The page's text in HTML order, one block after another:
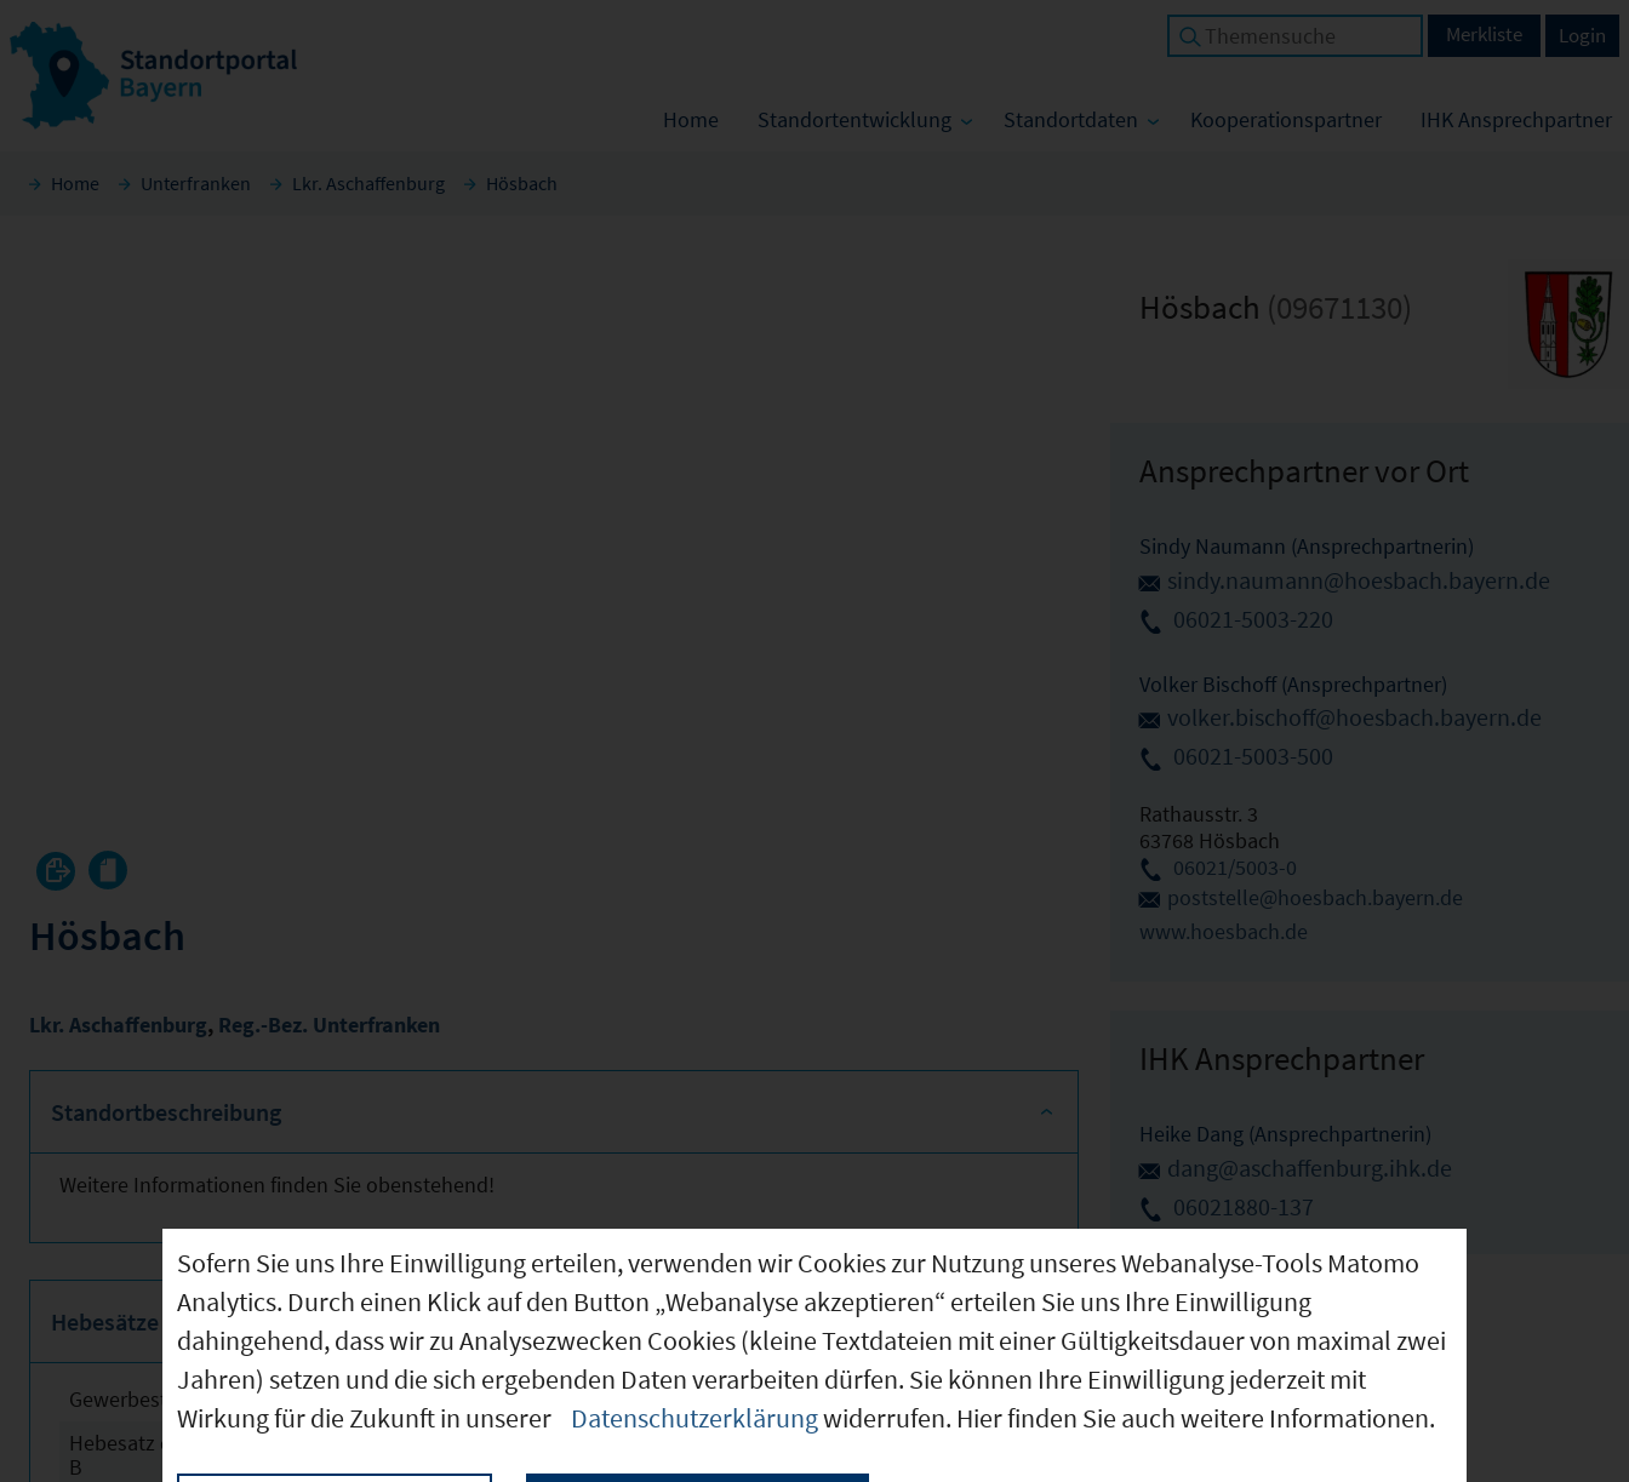
Home Standortentwicklung Standortdaten Kooperationspartner IHK Ansprechpartner
Login
Merkliste
Home Unterfranken Lkr. Aschaffenburg Hösbach
Hösbach
Lkr. Aschaffenburg, Reg.-Bez. Unterfranken
Standortbeschreibung
Weitere Informationen finden Sie obenstehend!
Hebesätze
Gewerbesteuerhebesatz
Hebesatz der Grundsteuer
B
Hösbach (09671130)
Ansprechpartner vor Ort
Sindy Naumann (Ansprechpartnerin)
sindy.naumann@hoesbach.bayern.de
06021-5003-220
Volker Bischoff (Ansprechpartner)
volker.bischoff@hoesbach.bayern.de
06021-5003-500
Rathausstr. 3
63768 Hösbach
06021/5003-0
poststelle@hoesbach.bayern.de
www.hoesbach.de
IHK Ansprechpartner
Heike Dang (Ansprechpartnerin)
dang@aschaffenburg.ihk.de
06021880-137
Sofern Sie uns Ihre Einwilligung erteilen, verwenden wir Cookies zur Nutzung unseres Webanalyse-Tools Matomo
Analytics. Durch einen Klick auf den Button „Webanalyse akzeptieren“ erteilen Sie uns Ihre Einwilligung
dahingehend, dass wir zu Analysezwecken Cookies (kleine Textdateien mit einer Gültigkeitsdauer von maximal zwei
Jahren) setzen und die sich ergebenden Daten verarbeiten dürfen. Sie können Ihre Einwilligung jederzeit mit
Wirkung für die Zukunft in unserer
Datenschutzerklärungwiderrufen. Hier finden Sie auch weitere Informationen.